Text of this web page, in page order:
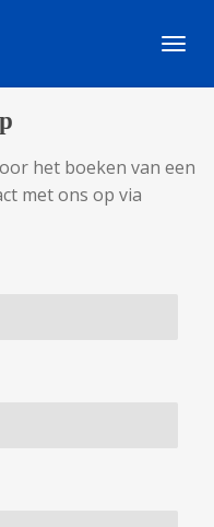
het boeken van een
met ons op via